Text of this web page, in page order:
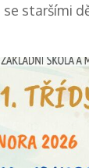
staršími